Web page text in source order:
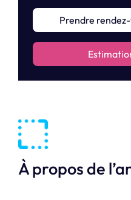
Prendre
À propos de